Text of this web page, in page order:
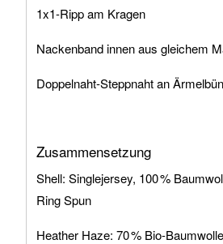
1x1-Ripp am Kragen
Nackenband innen aus gleichem
Doppelnaht-Steppnaht an
Zusammensetzung
Shell: Singlejersey, 100 %
Ring Spun
Heather Haze: 70 % Bio-